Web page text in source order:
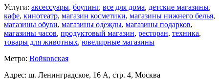
Услуги: аксессуары, боулинг, все для дома, детские магазины,
кафе, кинотеатр, магазин косметики, магазины нижнего белья,
магазины обуви, магазины одежды, магазины подарков,
магазины часов, продуктовый магазин, ресторан, техника,
товары для животных, ювелирные магазины
Метро: Войковская
Адрес: ш. Ленинградское, 16 А, стр. 4, Москва